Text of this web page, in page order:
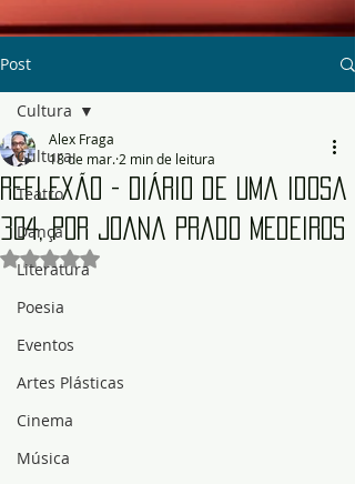
Post
Cultura
Teatro
Dança
Literatura
Poesia
Eventos
Artes Plásticas
Cinema
Música
Cultura
Reflexão - Diário de uma Idosa
304, por Joana Prado Medeiros
Alex Fraga
18 de mar. 2 min de leitura
Avaliado com NaN de 5 estrelas.